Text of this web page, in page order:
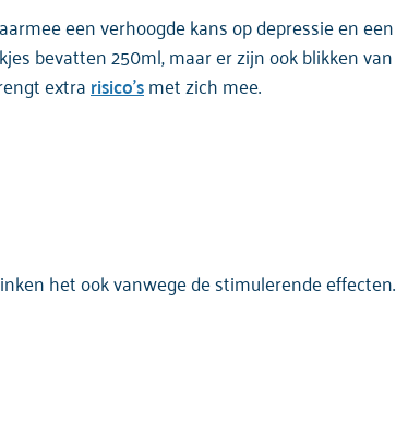
een verhoogde kans op depressie en een
bevatten 250ml, maar er zijn ook blikken van
extrarisico’smet zich mee.
het ook vanwege de stimulerende effecten.